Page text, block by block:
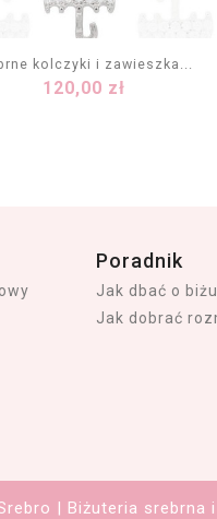
kolczyki i zawieszka...
Cena
120,00 zł
DODAJ DO KOSZYKA
Poradnik
Jak dbać o
Jak dobrać
| Biżuteria srebrna i